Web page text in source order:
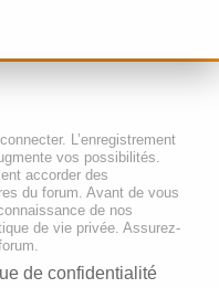
L’enregistrement
vos possibilités.
accorder des
du forum. Avant de vous
de nos
de vie privée. Assurez-
de confidentialité